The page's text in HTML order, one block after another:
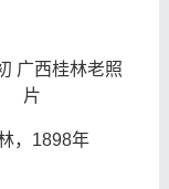
广西桂林老照
片